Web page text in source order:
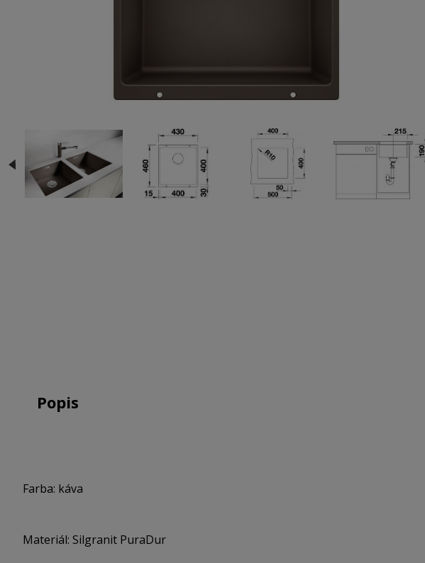
Popis
Farba: káva
Materiál: Silgranit PuraDur